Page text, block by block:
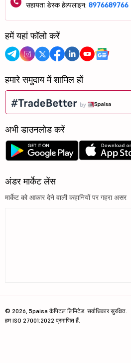
सहायता डेस्क हेल्पलाइन: 8976689766
हमें यहां फॉलो करें
हमारे समुदाय में शामिल हों
अभी डाउनलोड करें
अंडर मार्केट लेंस
मार्केट को आकार देने वाली कहानियों पर गहरा असर
© 2026, 5paisa कैपिटल लिमिटेड. सर्वाधिकार सुरक्षित.
हम ISO 27001:2022 प्रमाणित हैं.